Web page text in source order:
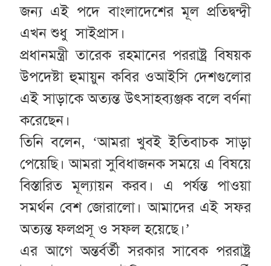
জন্য এই পদে বাংলাদেশের মূল প্রতিদ্বন্দ্বী
এখন শুধু সাইপ্রাস।
প্রধানমন্ত্রী তারেক রহমানের পররাষ্ট্র বিষয়ক
উপদেষ্টা হুমায়ুন কবির ওআইসি দেশগুলোর
এই সাড়াকে অত্যন্ত উৎসাহব্যঞ্জক বলে বর্ণনা
করেছেন।
তিনি বলেন, ‘আমরা খুবই ইতিবাচক সাড়া
পেয়েছি। আমরা সুবিধাজনক সময়ে এ বিষয়ে
বিস্তারিত মূল্যায়ন করব। এ পর্যন্ত পাওয়া
সমর্থন বেশ জোরালো। আমাদের এই সফর
অত্যন্ত ফলপ্রসূ ও সফল হয়েছে।’
এর আগে অন্তর্বর্তী সরকার সাবেক পররাষ্ট্র